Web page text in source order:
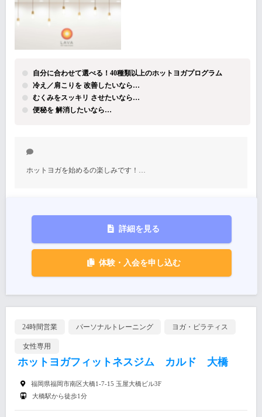
自分に合わせて選べる！40種類以上のホットヨガプログラム
冷え／肩こりを 改善したいなら…
むくみをスッキリ させたいなら…
便秘を 解消したいなら…
ホットヨガを始めるの楽しみです！…
詳細を見る
体験・入会を申し込む
24時間営業 パーソナルトレーニング ヨガ・ピラティス
女性専用
ホットヨガフィットネスジム カルド 大橋
福岡県福岡市南区大橋1-7-15 玉屋大橋ビル3F
大橋駅から徒歩1分